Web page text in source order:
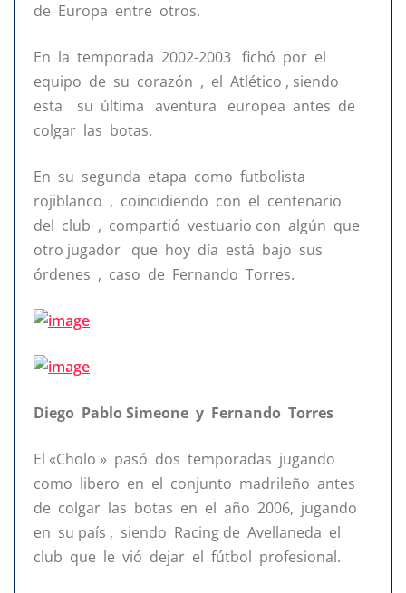
de Europa entre otros.
En la temporada 2002-2003 fichó por el
equipo de su corazón , el Atlético , siendo
esta su última aventura europea antes de
colgar las botas.
En su segunda etapa como futbolista
rojiblanco , coincidiendo con el centenario
del club , compartió vestuario con algún que
otro jugador que hoy día está bajo sus
órdenes , caso de Fernando Torres.
Diego Pablo Simeone y Fernando Torres
El «Cholo » pasó dos temporadas jugando
como libero en el conjunto madrileño antes
de colgar las botas en el año 2006, jugando
en su país , siendo Racing de Avellaneda el
club que le vió dejar el fútbol profesional.